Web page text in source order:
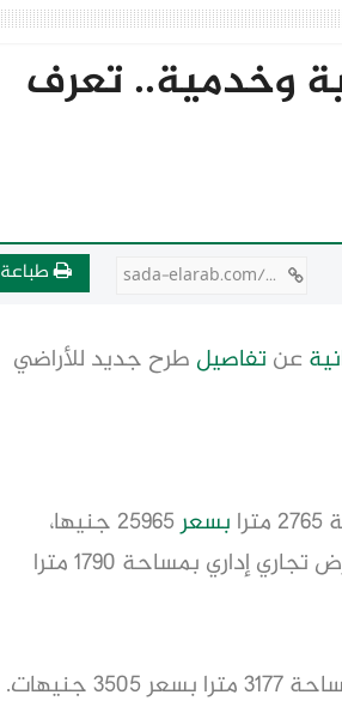
وخدمية.. تعرف
طباعة sada-elarab.com/809476
عن تفاصيل طرح جديد للأراضي
بسعر
25965 جنيها،
11670 جنيها، وأرض تجاري إداري بمساحة 1790 مترا